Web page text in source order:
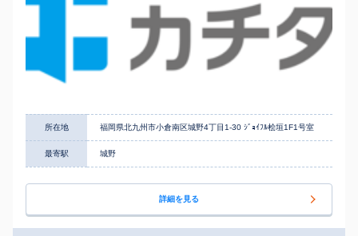
所在地 福岡県北九州市小倉南区城野4丁目1-30 ｼﾞｮｲﾌﾙ桧垣1F1号室
最寄駅 城野
詳細を見る